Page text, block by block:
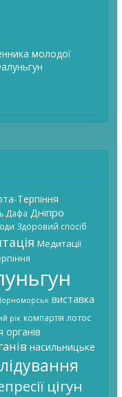
молодої
Терпіння
Дафа Дніпро
Здоровий спосіб
Медитації
виставка
рік компартія лотос
насильницьке
цігун